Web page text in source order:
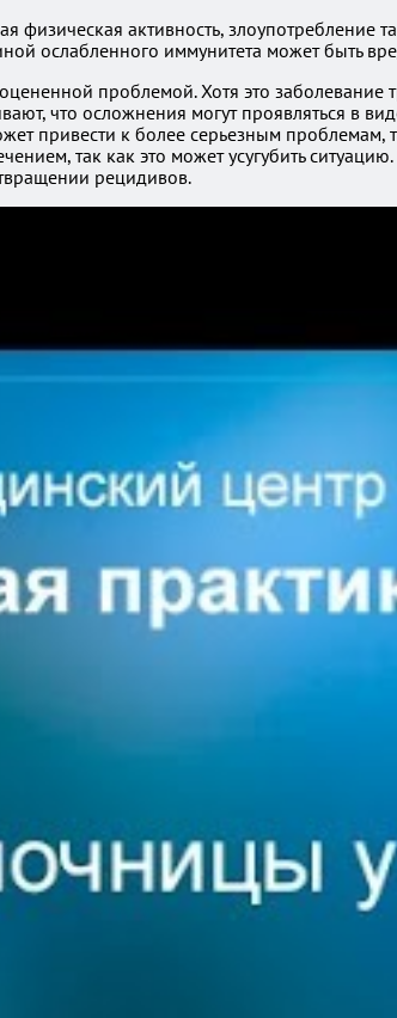
активность, злоупотребление
ослабленного иммунитета может быть
проблемой. Хотя это
что осложнения могут проявляться в
привести к более серьезным проблемам,
так как это может усугубить
рецидивов.